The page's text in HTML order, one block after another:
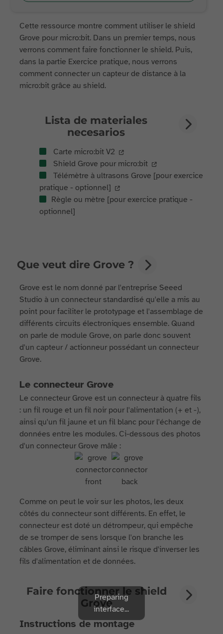
Cette ressource montre comment utiliser le shield
Grove pour micro:bit. Dans un premier temps, nous
verrons comment faire fonctionner le shield. Puis,
dans la partie Exercice pratique, nous verrons
comment connecter un capteur de distance à la
micro:bit grâce au shield.
Lista de materiales
necesarios
Carte micro:bit V2
Shield Grove pour micro:bit
Télémètre à ultrasons Grove [pour exercice
pratique - optionnel]
Règle ou mètre [pour exercice pratique -
optionnel]
Que veut dire Grove ?
Grove est le nom donné par l'entreprise Seeed
Studio à un connecteur standardisé qu'elle a mis au
point pour faciliter le prototypage et l'assemblage de
différents circuits électroniques ensemble. Quand
on parle de module Grove, on parle donc souvent
d'un capteur / actionneur possédant un connecteur
Grove.
Le connecteur Grove
Le connecteur Grove est un connecteur à quatre fils
: un fil rouge et un fil noir pour l'alimentation (+ et -),
ainsi qu'un fil jaune et un fil blanc pour l'échange de
données entre les modules. Ci-dessous des photos
d'un connecteur Grove mâle :
Comme on peut le voir sur les photos, les deux
côtés du connecteur sont différents. En effet, le
connecteur est doté un détrompeur, qui empêche
de se tromper de sens lorsque l'on branche les
câbles Grove, éliminant ainsi le risque d'inverser les
fils d'alimentation et de données.
Faire fonctionner le shield
Grove
Instructions de montage
Preparing
interface...